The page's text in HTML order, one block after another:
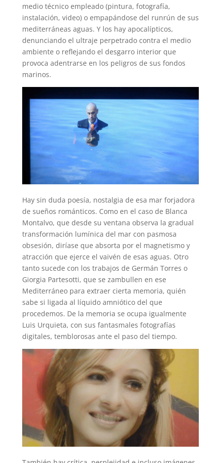
medio técnico empleado (pintura, fotografía,
instalación, video) o empapándose del runrún de sus
mediterráneas aguas. Y los hay apocalípticos,
denunciando el ultraje perpetrado contra el medio
ambiente o reflejando el desgarro interior que
provoca adentrarse en los peligros de sus fondos
marinos.
Hay sin duda poesía, nostalgia de esa mar forjadora
de sueños románticos. Como en el caso de Blanca
Montalvo, que desde su ventana observa la gradual
transformación lumínica del mar con pasmosa
obsesión, diríase que absorta por el magnetismo y
atracción que ejerce el vaivén de esas aguas. Otro
tanto sucede con los trabajos de Germán Torres o
Giorgia Partesotti, que se zambullen en ese
Mediterráneo para extraer cierta memoria, quién
sabe si ligada al líquido amniótico del que
procedemos. De la memoria se ocupa igualmente
Luis Urquieta, con sus fantasmales fotografías
digitales, temblorosas ante el paso del tiempo.